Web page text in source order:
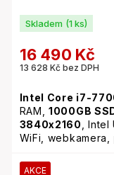
Skladem (1 ks)
13 628 Kč bez DPH
16 490 Kč
Intel Core i7-
RAM, 1000GB
3840x2160
, Intel
WiFi, webkamera,
AKCE